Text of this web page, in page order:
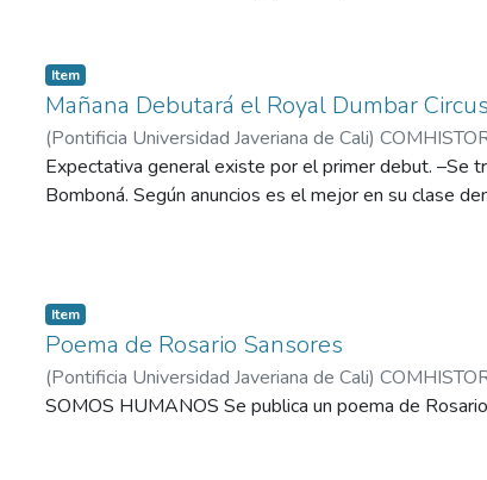
Item
Mañana Debutará el Royal Dumbar Circus
(Pontificia Universidad Javeriana de Cali)
Expectativa general existe por el primer debut. –Se
Bomboná. Según anuncios es el mejor en su clase
Item
Poema de Rosario Sansores
(Pontificia Universidad Javeriana de Cali)
SOMOS HUMANOS Se publica un poema de